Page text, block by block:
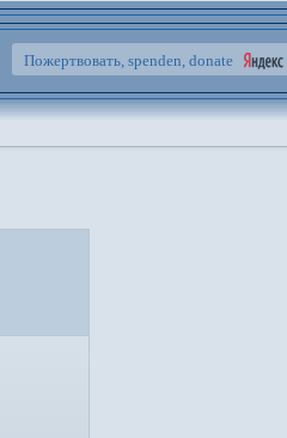
Пожертвовать, spenden, donate